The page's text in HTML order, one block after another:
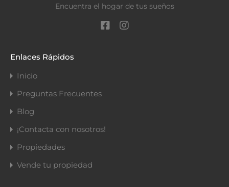
Encuentra el hogar de tus sueños
Enlaces Rápidos
Inicio
Preguntas Frecuentes
Blog
¡Contacta con nosotros!
Propiedades
Vende tu propiedad